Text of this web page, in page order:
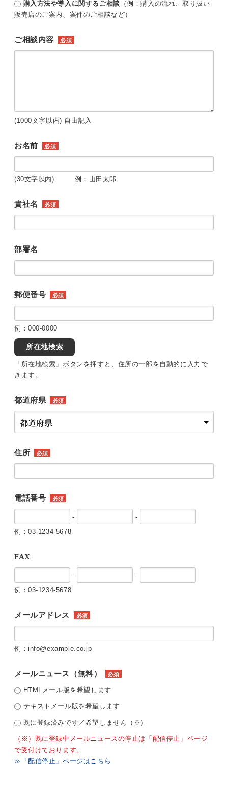
購入方法や導入に関するご相談 （例：購入の流れ、取り扱い
販売店のご案内、案件のご相談など）
ご相談内容 必須
(1000文字以内) 自由記入
お名前 必須
(30文字以内) 例：山田太郎
貴社名 必須
部署名
郵便番号 必須
例：000-0000
所在地検索
「所在地検索」ボタンを押すと、住所の一部を自動的に入力で
きます。
都道府県 必須
住所 必須
電話番号 必須
-
-
例：03-1234-5678
FAX
-
-
例：03-1234-5678
メールアドレス 必須
例：info@example.co.jp
メールニュース（無料） 必須
HTMLメール版を希望します
テキストメール版を希望します
既に登録済みです／希望しません（※）
（※）既に登録中メールニュースの停止は「配信停止」ページ
で受付けております。
≫「配信停止」ページはこちら